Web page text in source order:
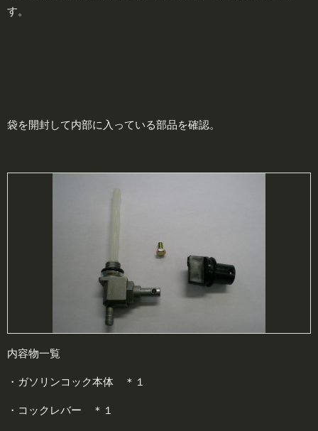
す。
袋を開封して内部に入っている部品を確認。
内容物一覧
・ガソリンコック本体 ＊１
・コックレバー ＊１